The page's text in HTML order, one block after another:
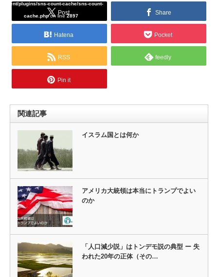
Post
plugins/sns-count-cache/sns-count-
cache.phpon line2897 Share
Hatena Pocket
RSS feedly
Pin it
関連記事
イスラム国とは何か
アメリカ大統領は本当にトランプでよい
のか
「人口減少説」はトンデモ説の典型 ー 失
われた20年の正体（その…